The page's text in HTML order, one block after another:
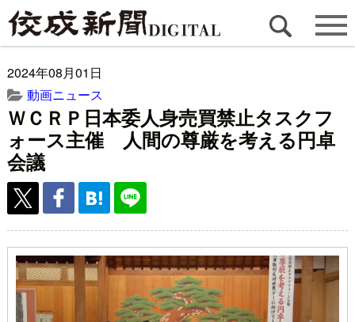
2024年08月01日
動画ニュース
ＷＣＲＰ日本委人身売買禁止タスクフ
ォース主催 人間の尊厳を考える円卓
会議